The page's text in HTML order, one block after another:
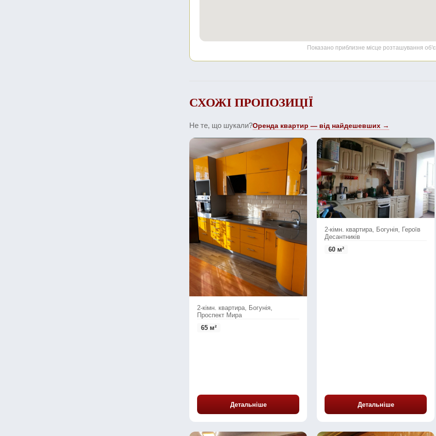
Показано приблизне місце розташування
СХОЖІ ПРОПОЗИЦІЇ
Не те, що шукали?Оренда квартир — від найдешевших →
2-кімн. квартира, Богунія,
Проспект Мира
65 м²
Детальніше
2-кімн. квартира, Богунія, Героїв
Десантників
60 м²
Детальніше